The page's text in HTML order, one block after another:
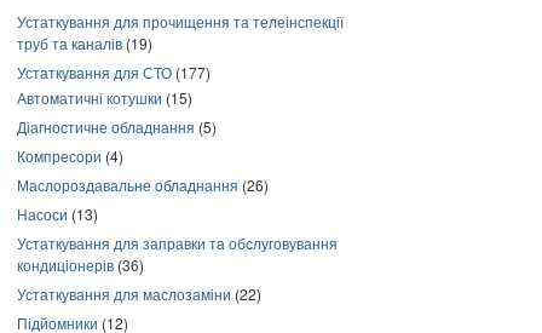
Устаткування для прочищення та телеінспекції
труб та каналів (19)
Устаткування для СТО (177)
Автоматичні котушки (15)
Діагностичне обладнання (5)
Компресори (4)
Маслороздавальне обладнання (26)
Насоси (13)
Устаткування для заправки та обслуговування
кондиціонерів (36)
Устаткування для маслозаміни (22)
Підйомники (12)